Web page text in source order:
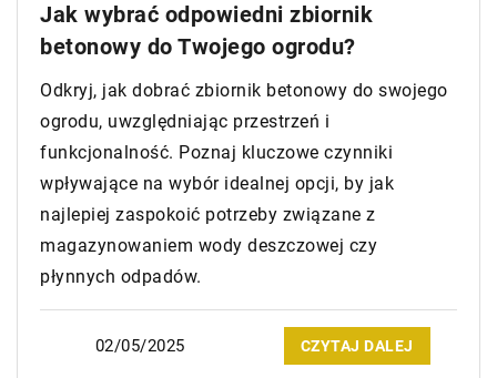
Jak wybrać odpowiedni zbiornik
betonowy do Twojego ogrodu?
Odkryj, jak dobrać zbiornik betonowy do swojego
ogrodu, uwzględniając przestrzeń i
funkcjonalność. Poznaj kluczowe czynniki
wpływające na wybór idealnej opcji, by jak
najlepiej zaspokoić potrzeby związane z
magazynowaniem wody deszczowej czy
płynnych odpadów.
02/05/2025 CZYTAJ DALEJ